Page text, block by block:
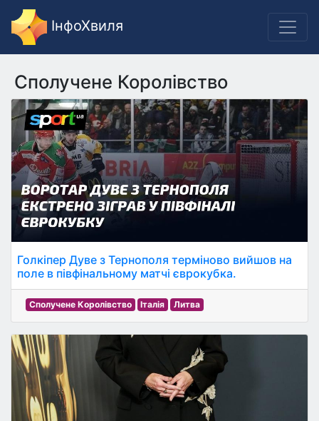
ІнфоХвиля
Сполучене Королівство
Голкіпер Дуве з Тернополя терміново вийшов на
поле в півфінальному матчі єврокубка.
Сполучене Королівство Італія Литва